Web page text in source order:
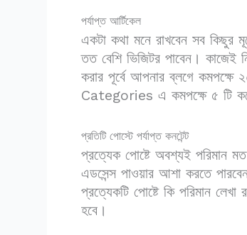
পর্যাপ্ত আর্টিকেল
একটা কথা মনে রাখবেন সব
তত বেশি ভিজিটর পাবেন। কাজেই
করার পূর্বে আপনার ব্লগে কমপক্ষে
Categories এ কমপক্ষে ৫ টি
প্রতিটি পোস্টে পর্যাপ্ত কনটেন্ট
প্রত্যেক পোষ্টে অবশ্যই পরিমান
এডসেন্স পাওয়ার আশা করতে
প্রত্যেকটি পোষ্টে কি পরিমান
হবে।